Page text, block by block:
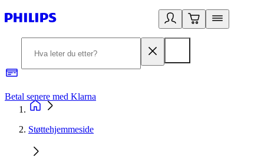
Betal senere med Klarna
Støttehjemmeside